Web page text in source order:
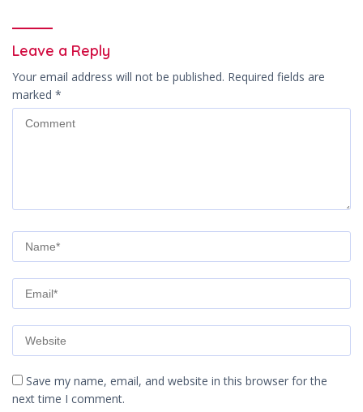
Leave a Reply
Your email address will not be published. Required fields are
marked *
Save my name, email, and website in this browser for the
next time I comment.